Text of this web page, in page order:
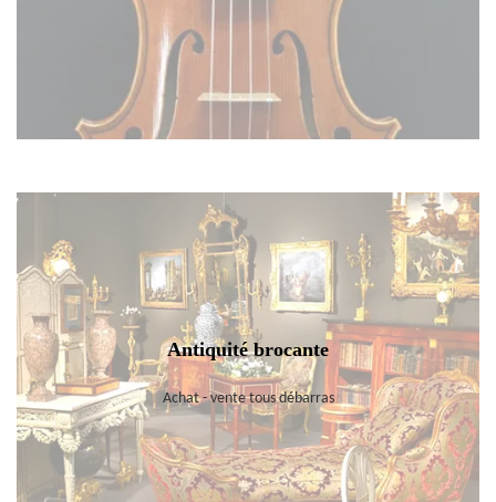
Antiquité brocante
Achat - vente tous débarras